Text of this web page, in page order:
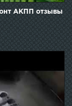
АКПП отзывы